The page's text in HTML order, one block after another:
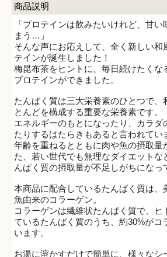
商品説明
「プロテインは飲みたいけれど、甘
まう…」
そんな声にお応えして、全く新しい和
テインが誕生しました！
梅昆布茶をヒントに、毎日続けたくな
プロテインができました。
たんぱく質は三大栄養素のひとつで、
とんどを構成する重要な栄養素です。
エネルギーのもとになったり、カラダ
たりするはたらきもあると言われてい
年齢を重ねるとともに肉や魚の摂取量
た、若い世代でも無理なダイエットな
んぱく質の摂取量が不足しがちになっ
本商品に配合しているたんぱく質は、
魚由来のコラーゲン。
コラーゲンは繊維状たんぱく質で、ヒ
ているたんぱく質のうち、約30%がコ
います。
お湯に溶かすだけで簡単に、様々なシ